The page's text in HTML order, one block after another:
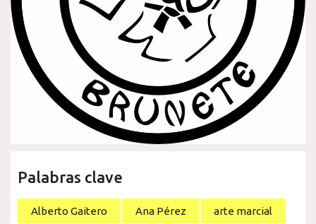
Palabras clave
Alberto Gaitero Ana Pérez arte marcial